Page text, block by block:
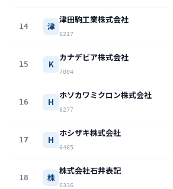
14 津
津田駒工業株式会社
6217
15 K
カナデビア株式会社
7004
16 H
ホソカワミクロン株式会社
6277
17 H
ホシザキ株式会社
6465
18 株
株式会社石井表記
6336